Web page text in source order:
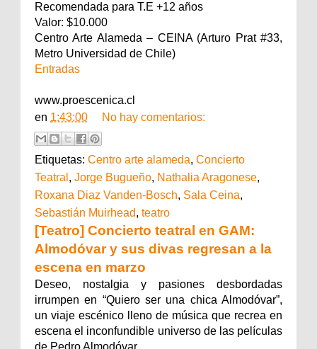
Recomendada para T.E +12 años
Valor: $10.000
Centro Arte Alameda – CEINA (Arturo Prat #33,
Metro Universidad de Chile)
Entradas
www.proescenica.cl
en 1:43:00 No hay comentarios:
Etiquetas: Centro arte alameda, Concierto
Teatral , Jorge Bugueño, Nathalia Aragonese,
Roxana Diaz Vanden-Bosch, Sala Ceina,
Sebastián Muirhead, teatro
[Teatro] Concierto teatral en GAM:
Almodóvar y sus divas regresan a la
escena en marzo
Deseo, nostalgia y pasiones desbordadas
irrumpen en “Quiero ser una chica Almodóvar”,
un viaje escénico lleno de música que recrea en
escena el inconfundible universo de las películas